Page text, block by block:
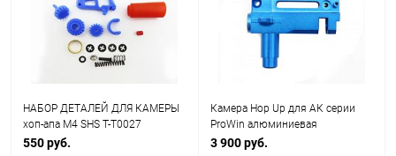
НАБОР ДЕТАЛЕЙ ДЛЯ КАМЕРЫ
хоп-апа M4 SHS T-T0027
550 руб.
Камера Hop Up для АК серии
ProWin алюминиевая
3 900 руб.